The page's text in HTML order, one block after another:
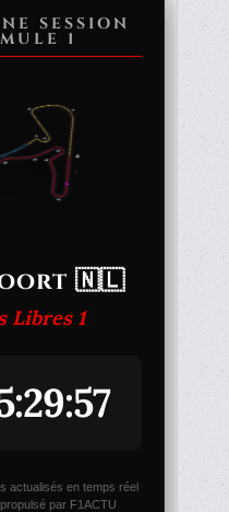
SESSION
1
🇳🇱
Libres 1
actualisés en temps réel
par F1ACTU